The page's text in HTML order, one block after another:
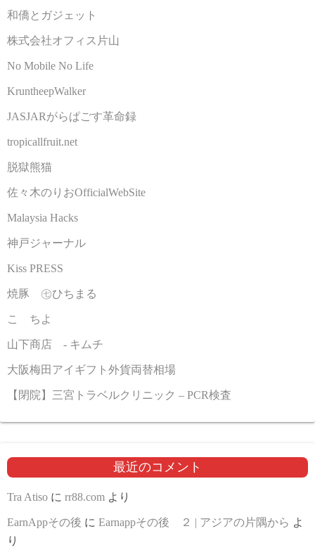
和僑とガジェット
株式会社オフィス片山
No Mobile No Life
KruntheepWalker
JASJARがらぱごす革命録
tropicallfruit.net
脱獄熊猫
佐々木のりおOfficialWebSite
Malaysia Hacks
神戸ジャーナル
Kiss PRESS
焼豚 ㊆ひちまる
こゝちよ
山下商店 - キムチ
大阪梅田アイギフト外貨両替相場
【閉院】三宮トラベルクリニック – PCR検査
最近のコメント
Tra Atiso に rr88.com より
EarnAppその後 に Earnappその後 ２ | アジアの片隅から よ
り